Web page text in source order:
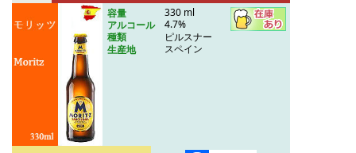
容量
330 ml
アルコール
4.7%
種類
ピルスナー
生産地
スペイン